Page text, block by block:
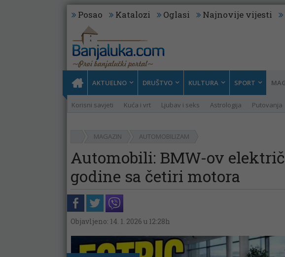
Posao Katalozi Oglasi Najnovije vijesti
AKTUELNO DRUŠTVO KULTURA SPORT
Korisni savjeti Kuća i vrt Ljubav i seks Astrologija Putovanja
MAGAZIN AUTOMOBILIZAM
Automobili: BMW-ov
godine sa četiri motora
Objavljeno: 14. 1. 2026 u 12:28h